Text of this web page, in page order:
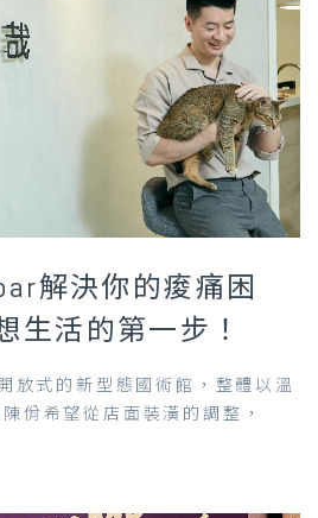
解決你的痠痛困
生活的第一步！
放式的新型態國術館，整體以溫
佾希望從店面裝潢的調整，